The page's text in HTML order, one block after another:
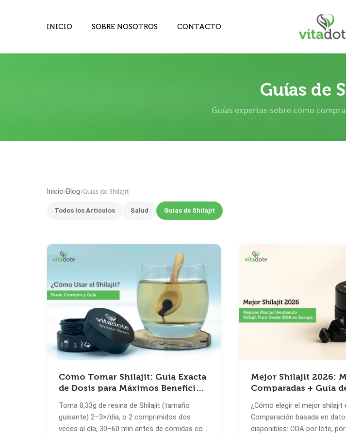
INICIO SOBRE NOSOTROS CONTACTO
Guías de
Guías expertas sobre cómo
Inicio›Blog›Guías de Shilajit
Todos los Artículos Salud Guías de Shilajit
Cómo Tomar Shilajit: Guía Exacta
de Dosis para Máximos Beneficios
Toma 0,33g de resina de Shilajit (tamaño
guisante) 2–3×/día, o 2 comprimidos dos
veces al día, 30–60 min antes de comidas con
Mejor Shilajit 2026:
Comparadas + Guía
¿Cómo elegir el mejor shilajit
Comparación basada en
disponibles: COA por lote,